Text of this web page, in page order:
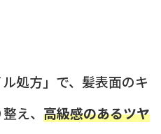
処方」で、髪表面のキ
え、 高級感のあるツヤ